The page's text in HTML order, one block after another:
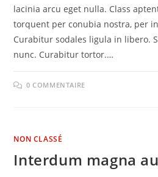
lacinia arcu eget nulla. Class
torquent per conubia nostra, per
Curabitur sodales ligula in libero.
nunc. Curabitur tortor.…
0 COMMENTAIRE
NON CLASSÉ
Interdum magna